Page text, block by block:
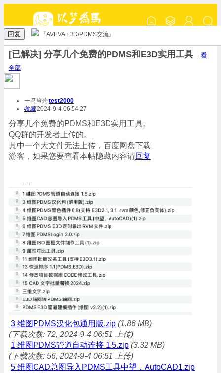
回复 『AVEVA E3D/PDMS交流』
[已解决] 分享几个免费的PDMS和E3D实用工具
看
全部
一马当先 test2000
收藏2024-9-4 06:54:27
分享几个免费的PDMS和E3D实用工具。
QQ群的开发者上传的。
其中一个大文件无法上传，百度网盘下载
游客，如果您要查看本帖隐藏内容请回复
3 维图PDMS汉化包通用版.zip (1.86 MB)
(下载次数: 72, 2024-9-4 06:51 上传)
1 维图PDMS管道自动连接 1.5.zip (3.32 MB)
(下载次数: 56, 2024-9-4 06:51 上传)
5 维图CAD总图导入PDMS工具中望，AutoCAD1.zip